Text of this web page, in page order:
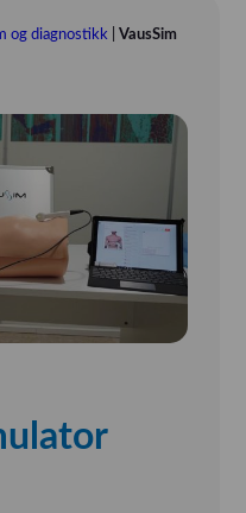
og diagnostikk| VausSim